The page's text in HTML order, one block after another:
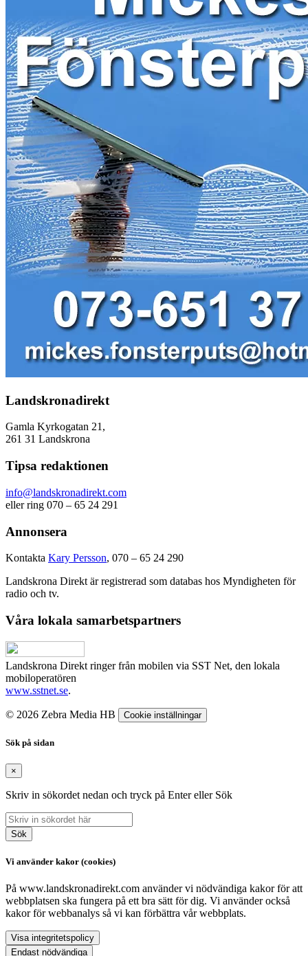
Landskronadirekt
Gamla Kyrkogatan 21,
261 31 Landskrona
Tipsa redaktionen
info@landskronadirekt.com
eller ring 070 – 65 24 291
Annonsera
Kontakta Kary Persson, 070 – 65 24 290
Landskrona Direkt är registrerad som databas hos Myndigheten för
radio och tv.
Våra lokala samarbetspartners
Landskrona Direkt ringer från mobilen via SST Net, den lokala
mobiloperatören
www.sstnet.se.
© 2026 Zebra Media HB Cookie inställningar
Sök på sidan
×
Skriv in sökordet nedan och tryck på Enter eller Sök
Sök
Vi använder kakor (cookies)
På www.landskronadirekt.com använder vi nödvändiga kakor för att
webbplatsen ska fungera på ett bra sätt för dig. Vi använder också
kakor för webbanalys så vi kan förbättra vår webbplats.
Visa integritetspolicy
Endast nödvändiga